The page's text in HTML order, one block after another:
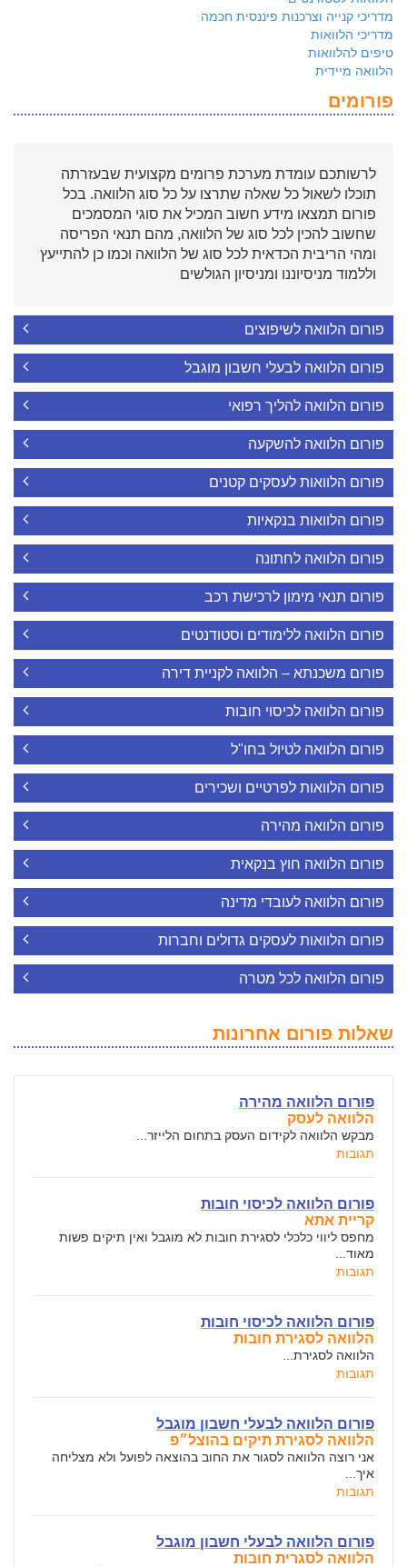
מדריכי קנייה וצרכנות פיננסית חכמה
מדריכי הלוואות
טיפים להלוואות
הלוואה מיידית
פורומים
לרשותכם עומדת מערכת פרומים מקצועית שבעזרתה
תוכלו לשאול כל שאלה שתרצו על כל סוג הלוואה. בכל
פורום תמצאו מידע חשוב המכיל את סוגי המסמכים
שחשוב להכין לכל סוג של הלוואה, מהם תנאי הפריסה
ומהי הריבית הכדאית לכל סוג של הלוואה וכמו כן להתייעץ
וללמוד מניסיוננו ומניסיון הגולשים
פורום הלוואה לשיפוצים
פורום הלוואה לבעלי חשבון מוגבל
פורום הלוואה להליך רפואי
פורום הלוואה להשקעה
פורום הלוואות לעסקים קטנים
פורום הלוואות בנקאיות
פורום הלוואה לחתונה
פורום תנאי מימון לרכישת רכב
פורום הלוואה ללימודים וסטודנטים
פורום משכנתא – הלוואה לקניית דירה
פורום הלוואה לכיסוי חובות
פורום הלוואה לטיול בחו"ל
פורום הלוואות לפרטיים ושכירים
פורום הלוואה מהירה
פורום הלוואה חוץ בנקאית
פורום הלוואה לעובדי מדינה
פורום הלוואות לעסקים גדולים וחברות
פורום הלוואה לכל מטרה
שאלות פורום אחרונות
פורום הלוואה מהירה
הלוואה לעסק
מבקש הלוואה לקידום העסק בתחום הלייזר...
תגובות
פורום הלוואה לכיסוי חובות
קריית אתא
מחפס ליווי כלכלי לסגירת חובות לא מוגבל ואין תיקים פשות
מאוד...
תגובות
פורום הלוואה לכיסוי חובות
הלוואה לסגירת חובות
הלוואה לסגירת...
תגובות
פורום הלוואה לבעלי חשבון מוגבל
הלוואה לסגירת תיקים בהוצל״פ
אני רוצה הלוואה לסגור את החוב בהוצאה לפועל ולא מצליחה
איך...
תגובות
פורום הלוואה לבעלי חשבון מוגבל
הלוואה לסגרית חובות